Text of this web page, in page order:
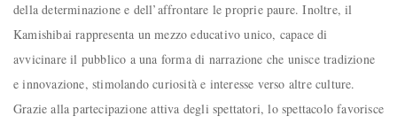
della determinazione e dell’affrontare le proprie paure. Inoltre, il
Kamishibai rappresenta un mezzo educativo unico, capace di
avvicinare il pubblico a una forma di narrazione che unisce tradizione
e innovazione, stimolando curiosità e interesse verso altre culture.
Grazie alla partecipazione attiva degli spettatori, lo spettacolo favorisce